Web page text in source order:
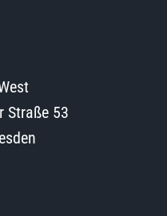
Straße 53